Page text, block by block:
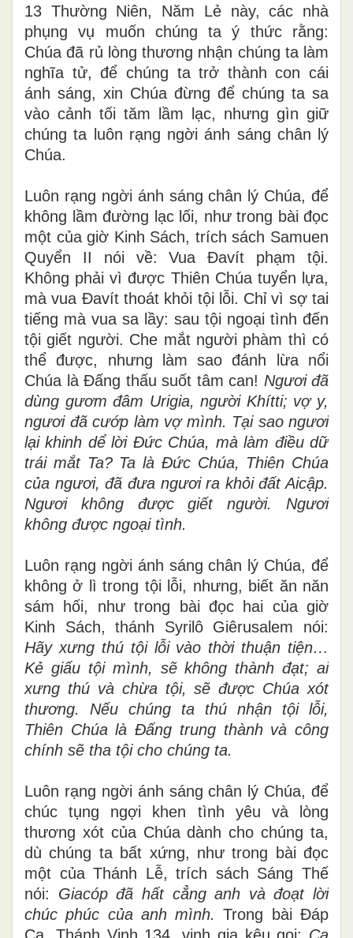
13 Thường Niên, Năm Lẻ này, các nhà
phụng vụ muốn chúng ta ý thức rằng:
Chúa đã rủ lòng thương nhận chúng ta làm
nghĩa tử, để chúng ta trở thành con cái
ánh sáng, xin Chúa đừng để chúng ta sa
vào cảnh tối tăm lầm lạc, nhưng gìn giữ
chúng ta luôn rạng ngời ánh sáng chân lý
Chúa.
Luôn rạng ngời ánh sáng chân lý Chúa, để
không lầm đường lạc lối, như trong bài đọc
một của giờ Kinh Sách, trích sách Samuen
Quyển II nói về: Vua Đavít phạm tội.
Không phải vì được Thiên Chúa tuyển lựa,
mà vua Đavít thoát khỏi tội lỗi. Chỉ vì sợ tai
tiếng mà vua sa lầy: sau tội ngoại tình đến
tội giết người. Che mắt người phàm thì có
thể được, nhưng làm sao đánh lừa nổi
Chúa là Đấng thấu suốt tâm can! Ngươi đã
dùng gươm đâm Urigia, người Khítti; vợ y,
ngươi đã cướp làm vợ mình. Tại sao ngươi
lại khinh dể lời Đức Chúa, mà làm điều dữ
trái mắt Ta? Ta là Đức Chúa, Thiên Chúa
của ngươi, đã đưa ngươi ra khỏi đất Aicập.
Ngươi không được giết người. Ngươi
không được ngoại tình.
Luôn rạng ngời ánh sáng chân lý Chúa, để
không ở lì trong tội lỗi, nhưng, biết ăn năn
sám hối, như trong bài đọc hai của giờ
Kinh Sách, thánh Syrilô Giêrusalem nói:
Hãy xưng thú tội lỗi vào thời thuận tiện…
Kẻ giấu tội mình, sẽ không thành đạt; ai
xưng thú và chừa tội, sẽ được Chúa xót
thương. Nếu chúng ta thú nhận tội lỗi,
Thiên Chúa là Đấng trung thành và công
chính sẽ tha tội cho chúng ta.
Luôn rạng ngời ánh sáng chân lý Chúa, để
chúc tụng ngợi khen tình yêu và lòng
thương xót của Chúa dành cho chúng ta,
dù chúng ta bất xứng, như trong bài đọc
một của Thánh Lễ, trích sách Sáng Thế
nói: Giacóp đã hất cẳng anh và đoạt lời
chúc phúc của anh mình.Trong bài Đáp
Ca, Thánh Vịnh 134, vịnh gia kêu gọi: Ca